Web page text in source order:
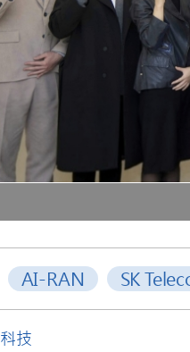
AI-RAN SK
科技